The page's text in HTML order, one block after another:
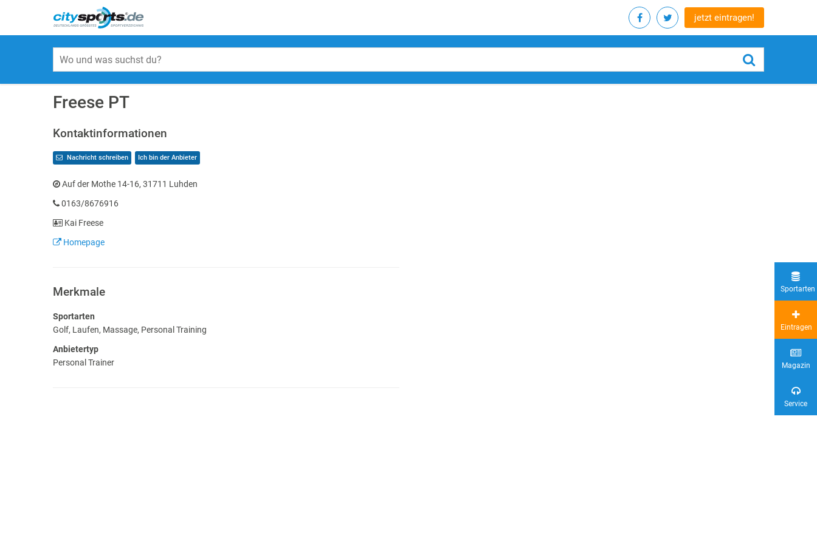
jetzt eintragen!
Freese PT
Kontaktinformationen
Nachricht schreiben Ich bin der Anbieter
Auf der Mothe 14-16, 31711 Luhden
0163/8676916
Kai Freese
Homepage
Merkmale
Sportarten
Golf, Laufen, Massage, Personal Training
Anbietertyp
Personal Trainer
Sportarten
Eintragen
Magazin
Service